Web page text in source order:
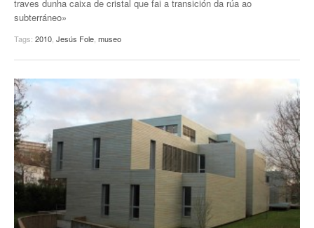
EUROPAN
traves dunha caixa de cristal que fai a transición da rúa ao
subterráneo»
Tags: 2010 Jesús Fole museo